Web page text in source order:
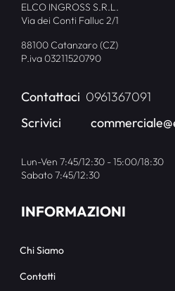
ELCO INGROSS S.R.L.
Via dei Conti Falluc 2/1
88100 Catanzaro (CZ)
P.iva 03211520790
Contattaci 0961367091
Scrivici
Lun-Ven 7:45/12:30 - 15:00/18:30
Sabato 7:45/12:30
INFORMAZIONI
Chi Siamo
Contatti